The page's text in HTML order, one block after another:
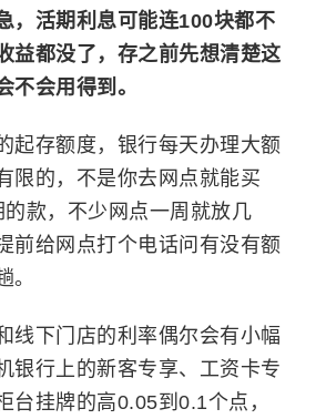
，活期利息可能连100块都不
益都没了，存之前先想清楚这
不会用得到。
起存额度，银行每天办理大额
限的，不是你去网点就能买
的款，不少网点一周就放几
前给网点打个电话问有没有额
。
线下门店的利率偶尔会有小幅
银行上的新客专享、工资卡专
台挂牌的高0.05到0.1个点，